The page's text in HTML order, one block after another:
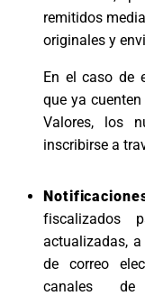
remitidos
originales y
En el caso de
que ya
Valores, los
inscribirse a
fiscalizados
actualizadas,
de correo
canales de